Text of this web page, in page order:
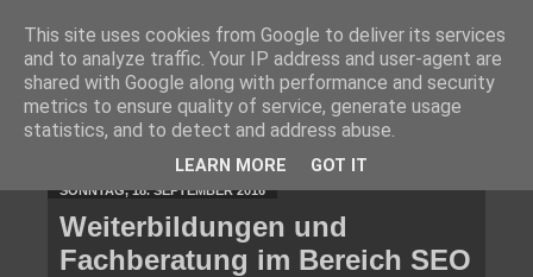
SONNTAG, 18. SEPTEMBER 2016
Weiterbildungen und
Fachberatung im Bereich SEO
This site uses cookies from Google to deliver its services
and to analyze traffic. Your IP address and user-agent are
shared with Google along with performance and security
metrics to ensure quality of service, generate usage
statistics, and to detect and address abuse.
LEARN MORE GOT IT